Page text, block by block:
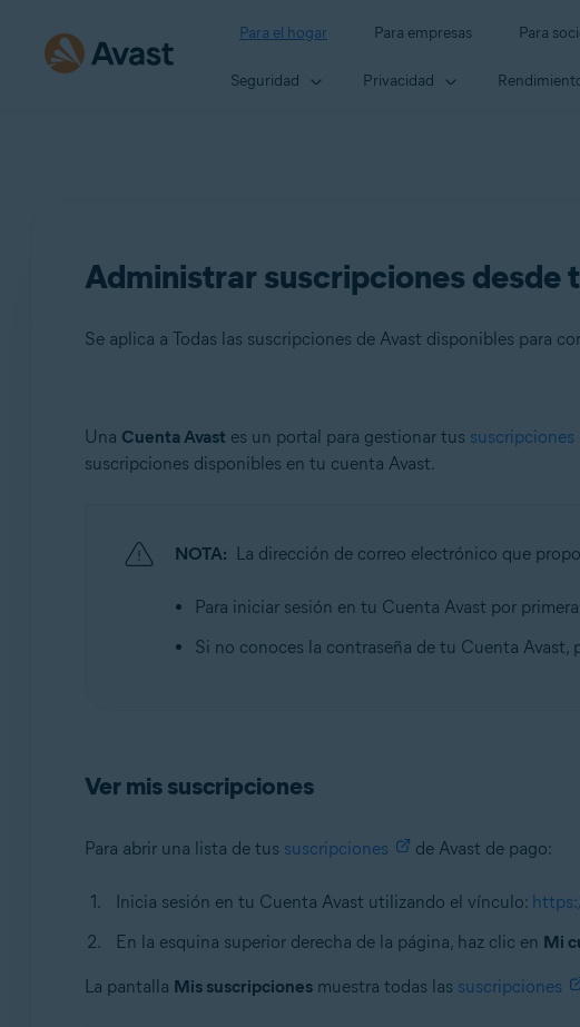
Para el hogar Para empresas Para
Seguridad Privacidad
Administrar suscripciones desde
Se aplica a Todas las suscripciones de Avast disponibles para
Productos:
Todas las suscripciones de Avast disponibles para consumidores
Todos los sistemas operativos compatibles
Una Cuenta Avast es un portal para gestionar tus suscripciones
suscripciones disponibles en tu cuenta Avast.
NOTA: La dirección de correo electrónico que
Para iniciar sesión en tu Cuenta Avast por
Si no conoces la contraseña de tu Cuenta Avast,
Ver mis suscripciones
Para abrir una lista de tus suscripciones de Avast de pago:
Inicia sesión en tu Cuenta Avast utilizando el vínculo:
En la esquina superior derecha de la página, haz clic en Mi
La pantalla Mis suscripcionesmuestra todas las suscripciones